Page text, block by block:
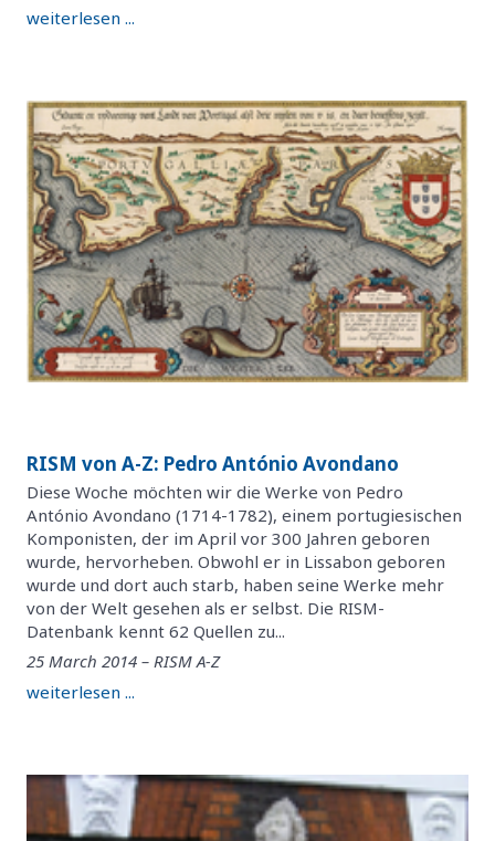
weiterlesen ...
RISM von A-Z: Pedro António Avondano
Diese Woche möchten wir die Werke von Pedro
António Avondano (1714-1782), einem portugiesischen
Komponisten, der im April vor 300 Jahren geboren
wurde, hervorheben. Obwohl er in Lissabon geboren
wurde und dort auch starb, haben seine Werke mehr
von der Welt gesehen als er selbst. Die RISM-
Datenbank kennt 62 Quellen zu...
25 March 2014 – RISM A-Z
weiterlesen ...